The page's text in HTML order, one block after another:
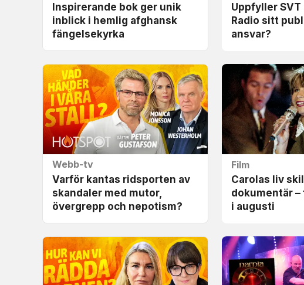
Inspirerande bok ger unik
inblick i hemlig afghansk
fängelse­kyrka
Uppfyller
Radio sitt
ansvar?
Webb-tv
Varför kantas ridsporten av
skandaler med mutor,
övergrepp och nepotism?
Film
Carolas liv
dokumentär
i augusti